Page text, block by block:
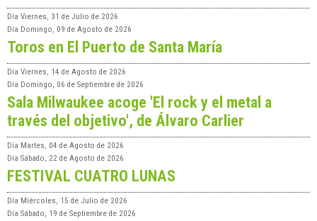
Día Viernes, 31 de Julio de 2026
Día Domingo, 09 de Agosto de 2026
Toros en El Puerto de Santa María
Día Viernes, 14 de Agosto de 2026
Día Domingo, 06 de Septiembre de 2026
Sala Milwaukee acoge 'El rock y el metal a
través del objetivo', de Álvaro Carlier
Día Martes, 04 de Agosto de 2026
Día Sábado, 22 de Agosto de 2026
FESTIVAL CUATRO LUNAS
Día Miércoles, 15 de Julio de 2026
Día Sábado, 19 de Septiembre de 2026